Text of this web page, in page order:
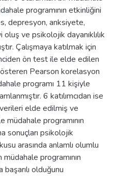
programının etkinliğini
depresyon, anksiyete,
ve psikolojik dayanıklılık
Çalışmaya katılmak için
ön test ile elde edilen
Pearson korelasyon
programı 11 kişiyle
6 katılımcıdan ise
elde edilmiş ve
programının
sonuçları psikolojik
arasında anlamlı olumlu
programının
olduğunu